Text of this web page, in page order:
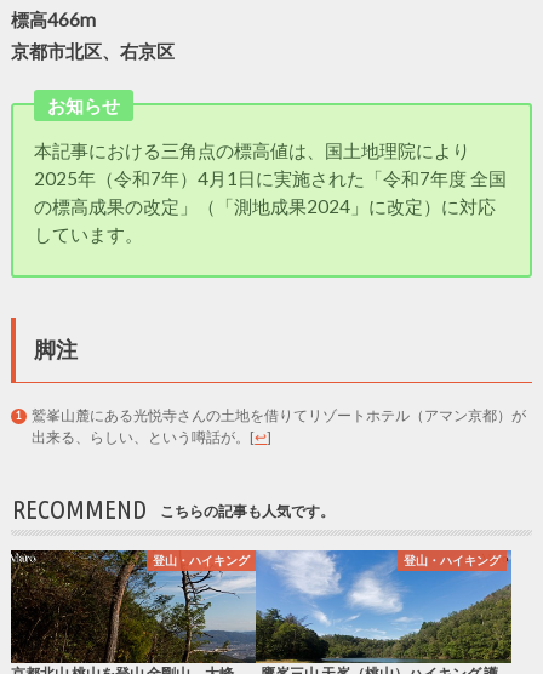
標高466m
京都市北区、右京区
お知らせ
本記事における三角点の標高値は、国土地理院により
2025年（令和7年）4月1日に実施された「令和7年度 全国
の標高成果の改定」（「測地成果2024」に改定）に対応
しています。
脚注
鷲峯山麓にある光悦寺さんの土地を借りてリゾートホテル（アマン京都）が
出来る、らしい、という噂話が。 [↩]
RECOMMEND こちらの記事も人気です。
登山・ハイキング 登山・ハイキング